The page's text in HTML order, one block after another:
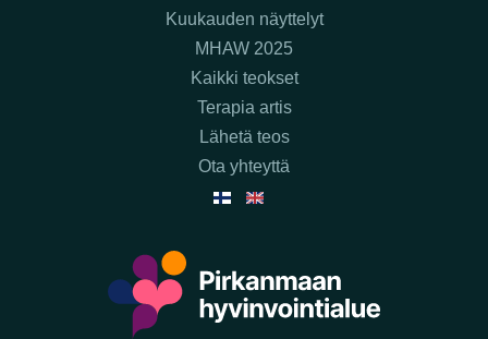
Kuukauden näyttelyt
MHAW 2025
Kaikki teokset
Terapia artis
Lähetä teos
Ota yhteyttä